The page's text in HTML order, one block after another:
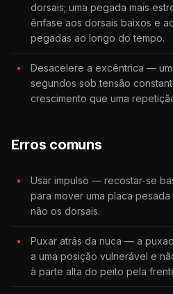
dorsais; uma pegada mais
ênfase aos dorsais baixos e
pegadas ao longo do tempo.
Desacelere a excêntrica —
segundos sob tensão
crescimento que uma
Erros comuns
Usar impulso — recostar-se
para mover uma placa
não os dorsais.
Puxar atrás da nuca — a
a uma posição vulnerável e
à parte alta do peito pela